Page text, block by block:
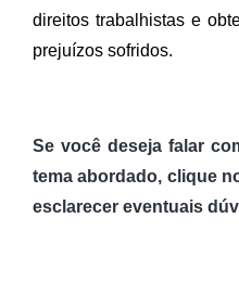
direitos trabalhistas e
prejuízos sofridos.
Se você deseja falar
tema abordado, clique
esclarecer eventuais